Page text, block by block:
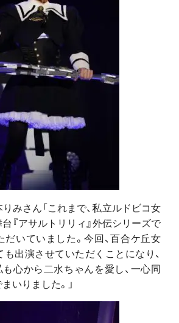
みさん「これまで、私立ルドビコ女
『アサルトリリィ』外伝シリーズで
だいていました。今回、百合ケ丘女
出演させていただくことになり、
心から二水ちゃんを愛し、一心同
いりました。」